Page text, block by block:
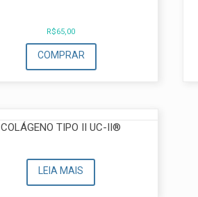
R$65,00
COMPRAR
COLÁGENO TIPO II UC-II®
LEIA MAIS